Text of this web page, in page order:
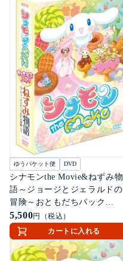
ゆうパケット便 DVD
シナモンthe Movie&ねずみ物
語～ジョージとジェラルドの
冒険～おともだちパック
[DVD]
5,500円（税込）
カートに入れる